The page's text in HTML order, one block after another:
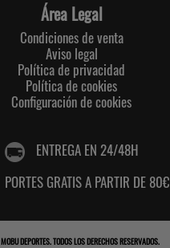
Área Legal
Condiciones de venta
Aviso legal
Política de privacidad
Política de cookies
Configuración de cookies
ENTREGA EN 24/48H
PORTES GRATIS A PARTIR DE 80€
MOBU DEPORTES. TODOS LOS DERECHOS RESERVADOS.